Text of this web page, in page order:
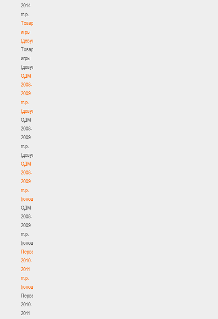
2014
гг.р.
Товарищеские
игры
(девушки)
Товарищеские
игры
(девушки)
ОДМ
2008-
2009
гг.р.
(девушки)
ОДМ
2008-
2009
гг.р.
(девушки)
ОДМ
2008-
2009
гг.р.
(юноши)
ОДМ
2008-
2009
гг.р.
(юноши)
Первенство
2010-
2011
гг.р.
(юноши)
Первенство
2010-
2011